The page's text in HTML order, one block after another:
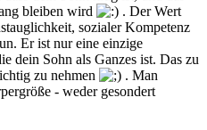
bleiben wird
. Der Wert
sozialer Kompetenz
Er ist nur eine einzige
dein Sohn als Ganzes ist. Das zu
zu nehmen
. Man
- weder gesondert